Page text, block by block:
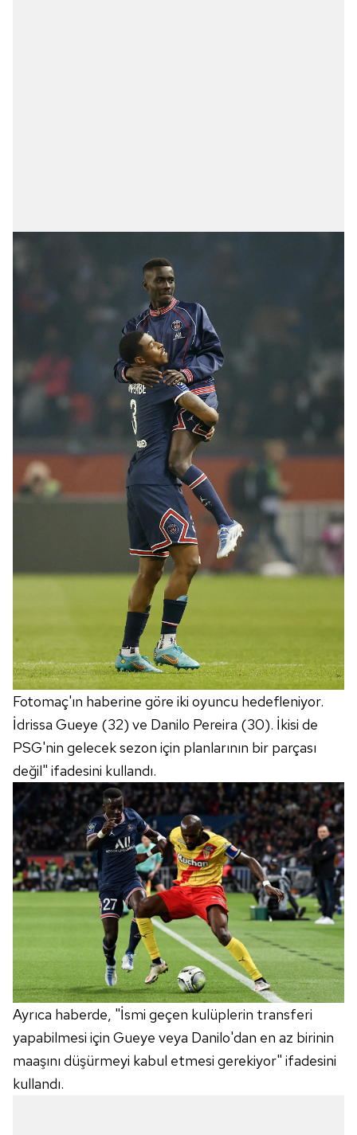
Fotomaç'ın haberine göre iki oyuncu hedefleniyor.
İdrissa Gueye (32) ve Danilo Pereira (30). İkisi de
PSG'nin gelecek sezon için planlarının bir parçası
değil" ifadesini kullandı.
Ayrıca haberde, "İsmi geçen kulüplerin transferi
yapabilmesi için Gueye veya Danilo'dan en az birinin
maaşını düşürmeyi kabul etmesi gerekiyor" ifadesini
kullandı.